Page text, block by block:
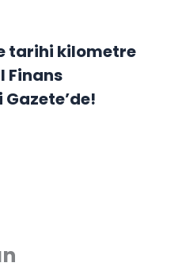
tarihi kilometre
Finans